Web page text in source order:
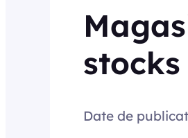
stocks
Date de